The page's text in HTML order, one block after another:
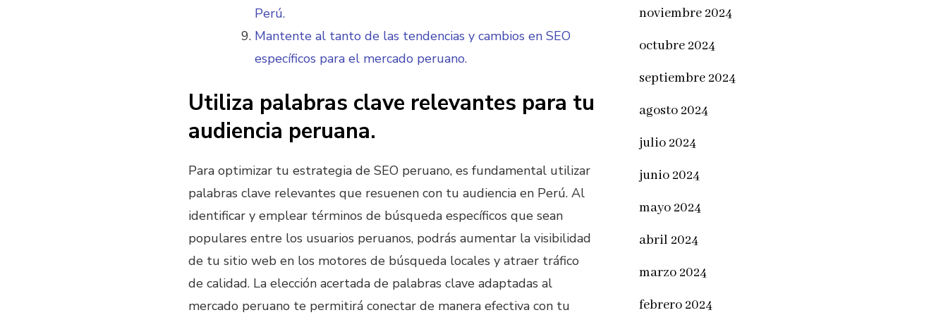
Perú.
Mantente al tanto de las tendencias y cambios en SEO
específicos para el mercado peruano.
Utiliza palabras clave relevantes para tu
audiencia peruana.
Para optimizar tu estrategia de SEO peruano, es fundamental utilizar
palabras clave relevantes que resuenen con tu audiencia en Perú. Al
identificar y emplear términos de búsqueda específicos que sean
populares entre los usuarios peruanos, podrás aumentar la visibilidad
de tu sitio web en los motores de búsqueda locales y atraer tráfico
de calidad. La elección acertada de palabras clave adaptadas al
mercado peruano te permitirá conectar de manera efectiva con tu
noviembre 2024
octubre 2024
septiembre 2024
agosto 2024
julio 2024
junio 2024
mayo 2024
abril 2024
marzo 2024
febrero 2024